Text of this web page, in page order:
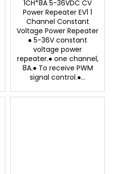
1CH*8A 5-36VDC CV
Power Repeater EV1 1
Channel Constant
Voltage Power Repeater
● 5-36V constant
voltage power
repeater.● one channel,
8A.● To receive PWM
signal control.●...